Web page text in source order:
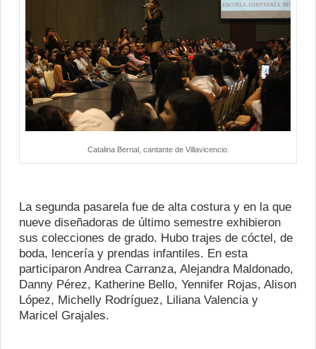
Catalina Bernal, cantante de Villavicencio.
La segunda pasarela fue de alta costura y en la que
nueve diseñadoras de último semestre exhibieron
sus colecciones de grado. Hubo trajes de cóctel, de
boda, lencería y prendas infantiles. En esta
participaron Andrea Carranza, Alejandra Maldonado,
Danny Pérez, Katherine Bello, Yennifer Rojas, Alison
López, Michelly Rodríguez, Liliana Valencia y
Maricel Grajales.